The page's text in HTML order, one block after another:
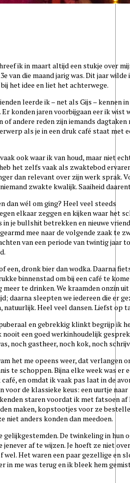
ik in maart altijd een stukje over
van die maand jarig was. Dit jaar wilde
het idee en liet het achterwege.
leerde ik – net als Gijs – kennen
konden jaren voorbijgaan eer ik wist
of andere reden zijn iemands dagtaken
als je in een druk café staat met
ook waar ik van houd, maar niet
het zelfs vaak als zwaktebod
dan relevant over zijn werk sprak.
zwakte kwalijk. Saaiheid
dan wél om ging? Heel veel steeds
elkaar zeggen en kijken waar het
in je bullshit betrekken en nieuwe
mee naar de volgende zaak te
van een periode van twintig jaar
een, dronk bier dan wodka. Daarna
binnenstad om bij een café te
meer te drinken. We kraamden onzin
daarna sleepten we iedereen die er
natuurlijk. Heel veel dansen. Liefst op
en gebrekkig klinkt begrijp ik
nooit een goed werkinhoudelijk
noch gastheer, noch kok, noch
het me opeens weer, dat verlangen
te schoppen. Bijna elke week was er
en omdat ik vaak pas laat in de
voor de klassieke keus: een uurtje naar
staren voordat ik met fatsoen af
maken, kopstootjes voor ze
niet anders konden dan meedoen.
gelijkgestemden. De twinkeling in hun
af te wijzen. Je hoeft ze niet
wel. Het waren een paar gezellige en
in me was terug en ik bleek hem